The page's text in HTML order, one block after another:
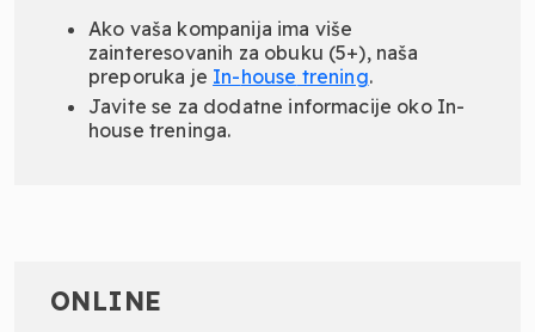
Ako vaša kompanija ima više
zainteresovanih za obuku (5+), naša
preporuka je In-house trening.
Javite se za dodatne informacije oko In-
house treninga.
ONLINE